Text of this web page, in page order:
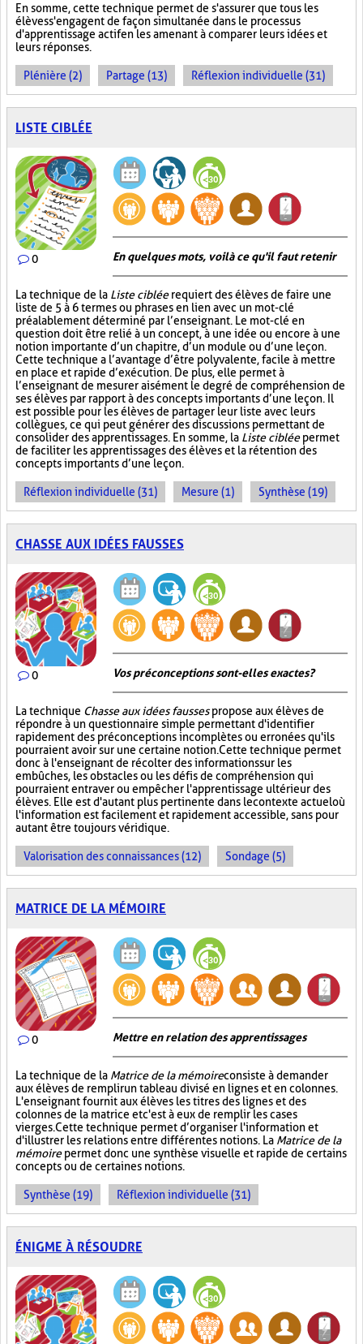
En somme, cette technique permet de s'assurer que tous les
élèves s'engagent de façon simultanée dans le processus
d'apprentissage actif en les amenant à comparer leurs idées et
leurs réponses.
Plénière (2) Partage (13) Réflexion individuelle (31)
LISTE CIBLÉE
0 En quelques mots, voilà ce qu'il faut retenir
La technique de la Liste cibléerequiert des élèves de faire une
liste de 5 à 6 termes ou phrases en lien avec un mot-clé
préalablement déterminé par l’enseignant. Le mot-clé en
question doit être relié à un concept, à une idée ou encore à une
notion importante d’un chapitre, d’un module ou d’une leçon.
Cette technique a l’avantage d’être polyvalente, facile à mettre
en place et rapide d’exécution. De plus, elle permet à
l’enseignant de mesurer aisément le degré de compréhension de
ses élèves par rapport à des concepts importants d’une leçon. Il
est possible pour les élèves de partager leur liste avec leurs
collègues, ce qui peut générer des discussions permettant de
consolider des apprentissages. En somme, la Liste cibléepermet
de faciliter les apprentissages des élèves et la rétention des
concepts importants d’une leçon.
Réflexion individuelle (31) Mesure (1) Synthèse (19)
CHASSE AUX IDÉES FAUSSES
0 Vos préconceptions sont-elles exactes ?
La technique Chasse aux idées faussespropose aux élèves de
répondre à un questionnaire simple permettant d'identifier
rapidement des préconceptions incomplètes ou erronées qu'ils
pourraient avoir sur une certaine notion. Cette technique permet
donc à l'enseignant de récolter des informations sur les
embûches, les obstacles ou les défis de compréhension qui
pourraient entraver ou empêcher l'apprentissage ultérieur des
élèves. Elle est d'autant plus pertinente dans le contexte actuel où
l'information est facilement et rapidement accessible, sans pour
autant être toujours véridique.
Valorisation des connaissances (12) Sondage (5)
MATRICE DE LA MÉMOIRE
0 Mettre en relation des apprentissages
La technique de la Matrice de la mémoireconsiste à demander
aux élèves de remplir un tableau divisé en lignes et en colonnes.
L'enseignant fournit aux élèves les titres des lignes et des
colonnes de la matrice et c'est à eux de remplir les cases
vierges. Cette technique permet d’organiser l'information et
d'illustrer les relations entre différentes notions. La Matrice de la
mémoirepermet donc une synthèse visuelle et rapide de certains
concepts ou de certaines notions.
Synthèse (19) Réflexion individuelle (31)
ÉNIGME À RÉSOUDRE